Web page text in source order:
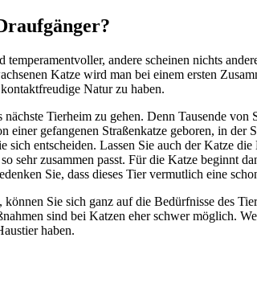
andere scheinen nichts
Katze wird man bei einem ersten
Natur zu haben.
Tierheim zu gehen. Denn Tausende
gefangenen Straßenkatze geboren, in
sich entscheiden. Lassen Sie auch der Katze
sehr zusammen passt. Für die Katze beginnt
Sie, dass dieses Tier vermutlich eine
Sie sich ganz auf die Bedürfnisse des
sind bei Katzen eher schwer möglich.
haben.